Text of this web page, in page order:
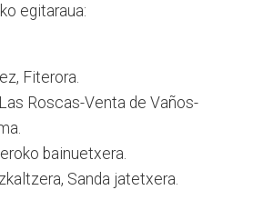
egitaraua:
Fiterora.
Roscas-Venta de Vaños-
bainuetxera.
Sanda jatetxera.